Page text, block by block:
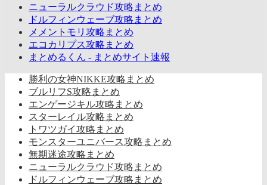
ニューラルクラウド攻略まとめ
ドルフィンウェーブ攻略まとめ
メメントモリ攻略まとめ
エコカリプス攻略まとめ
まとめるくん - まとめサイト速報
勝利の女神NIKKE攻略まとめ
ブルリフS攻略まとめ
エンゲージキル攻略まとめ
スターレイル攻略まとめ
トワツガイ攻略まとめ
モンスターユニバース攻略まとめ
無期迷途攻略まとめ
ニューラルクラウド攻略まとめ
ドルフィンウェーブ攻略まとめ